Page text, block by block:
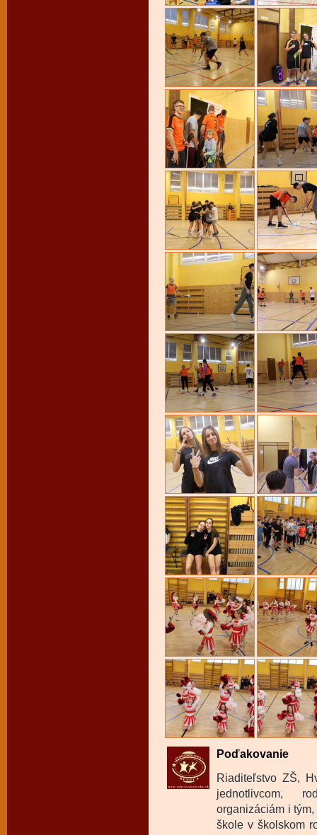
Poďakovanie
Riaditeľstvo ZŠ,
jednotlivcom,
organizáciám i
škole v školskom